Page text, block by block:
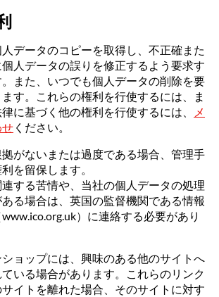
データのコピーを取得し、不正確また
人データの誤りを修正するよう要求す
また、いつでも個人データの削除を要
す。これらの権利を行使するには、ま
に基づく他の権利を行使するには、
メ
ください。
がないまたは過度である場合、管理手
を留保します。
する苦情や、当社の個人データの処理
る場合は、英国の監督機関である情報
）に連絡する必要があり
ョップには、興味のある他のサイトへ
いる場合があります。これらのリンク
イトを離れた場合、そのサイトに対す